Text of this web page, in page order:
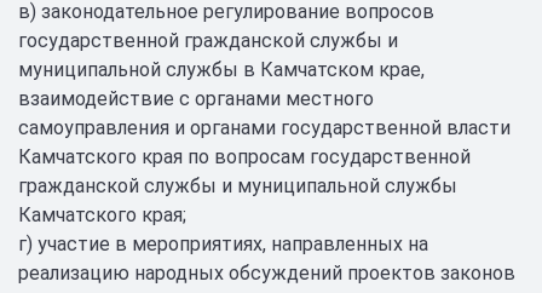
в) законодательное регулирование вопросов
государственной гражданской службы и
муниципальной службы в Камчатском крае,
взаимодействие с органами местного
самоуправления и органами государственной власти
Камчатского края по вопросам государственной
гражданской службы и муниципальной службы
Камчатского края;
г) участие в мероприятиях, направленных на
реализацию народных обсуждений проектов законов